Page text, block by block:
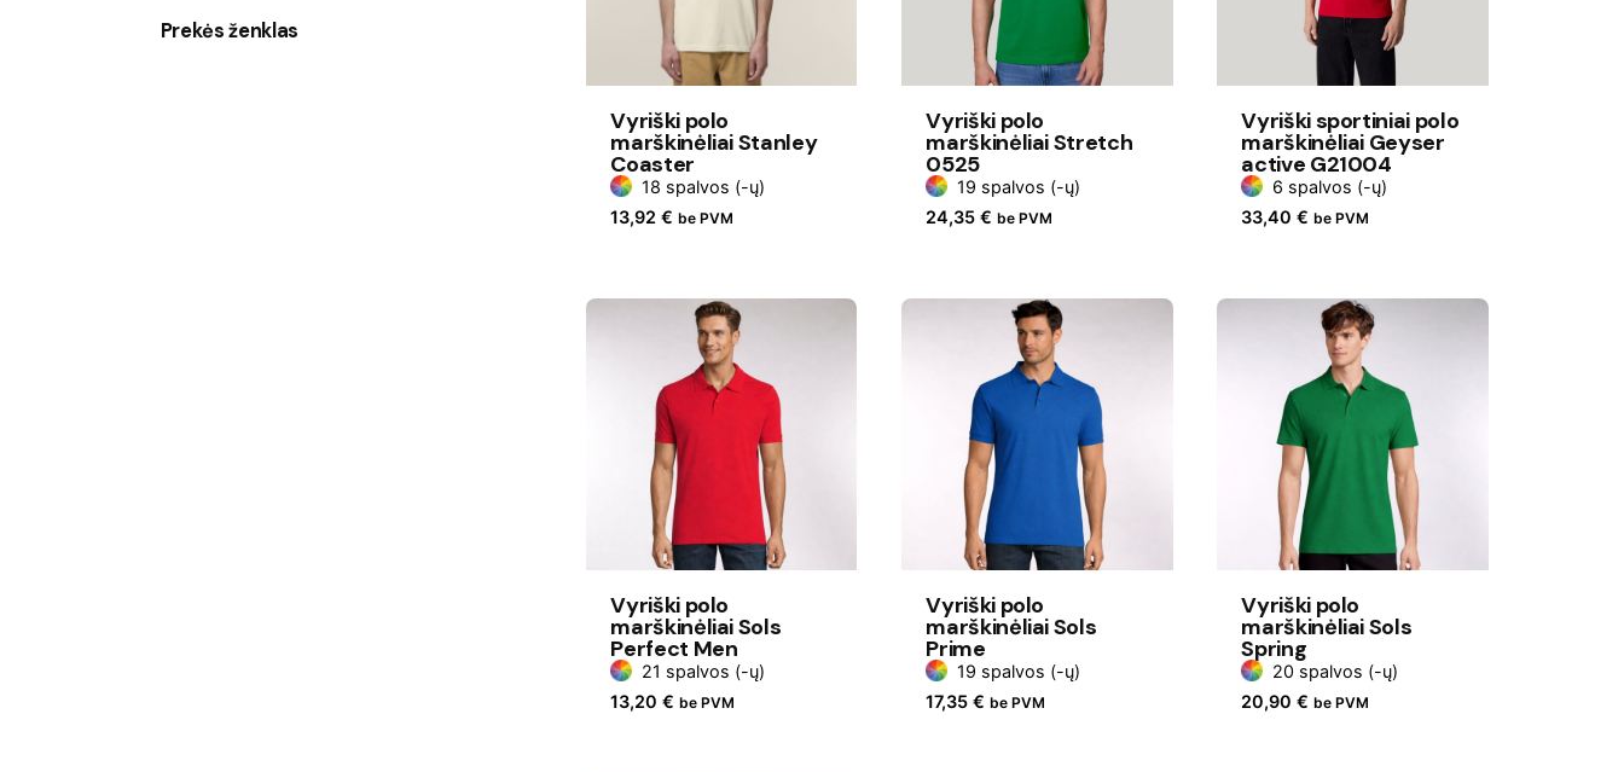
Prekės ženklas
Vyriški polo
marškinėliai Stanley
Coaster
18 spalvos (-ų)
13,92€ be PVM
Vyriški polo
marškinėliai Stretch
0525
19 spalvos (-ų)
24,35€ be PVM
Vyriški sportiniai polo
marškinėliai Geyser
active G21004
6 spalvos (-ų)
33,40€ be PVM
Vyriški polo
marškinėliai Sols
Perfect Men
21 spalvos (-ų)
13,20€ be PVM
Vyriški polo
marškinėliai Sols
Prime
19 spalvos (-ų)
17,35€ be PVM
Vyriški polo
marškinėliai Sols
Spring
20 spalvos (-ų)
20,90€ be PVM